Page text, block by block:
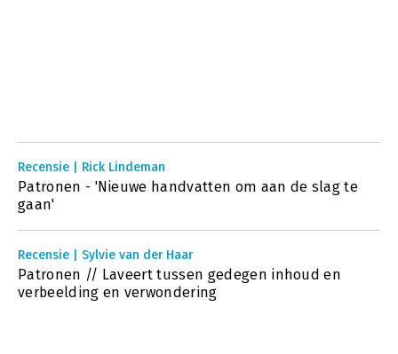
Recensie | Rick Lindeman
Patronen - 'Nieuwe handvatten om aan de slag te
gaan'
Recensie | Sylvie van der Haar
Patronen // Laveert tussen gedegen inhoud en
verbeelding en verwondering